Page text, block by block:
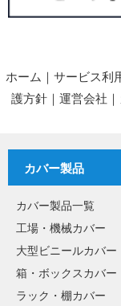
ホーム ｜ サービス利
護方針 ｜ 運営会社 ｜
カバー製品
カバー製品一覧
工場・機械カバー
大型ビニールカバー
箱・ボックスカバー
ラック・棚カバー